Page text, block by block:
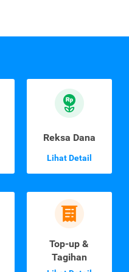
Reksa Dana
Lihat Detail
Top-up &
Tagihan